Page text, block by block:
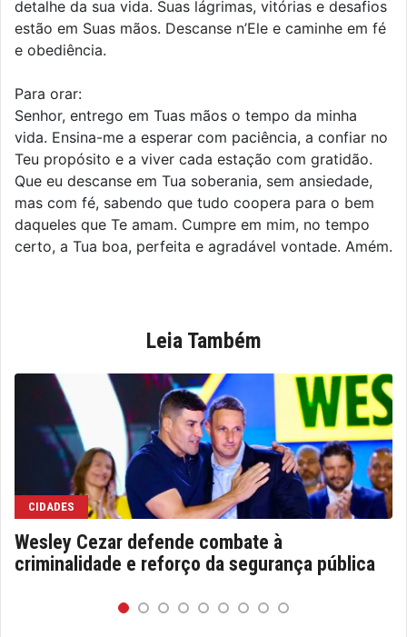
detalhe da sua vida. Suas lágrimas, vitórias e desafios
estão em Suas mãos. Descanse n’Ele e caminhe em fé
e obediência.
Para orar:
Senhor, entrego em Tuas mãos o tempo da minha
vida. Ensina-me a esperar com paciência, a confiar no
Teu propósito e a viver cada estação com gratidão.
Que eu descanse em Tua soberania, sem ansiedade,
mas com fé, sabendo que tudo coopera para o bem
daqueles que Te amam. Cumpre em mim, no tempo
certo, a Tua boa, perfeita e agradável vontade. Amém.
Leia Também
CIDADES
Wesley Cezar defende combate à
criminalidade e reforço da segurança pública